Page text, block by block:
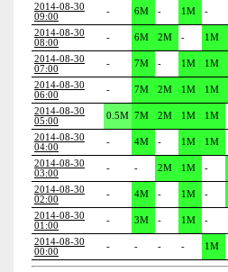
2014-08-30
09:00
- 6M - 1M -
2014-08-30
08:00
- 6M 2M - 1M
2014-08-30
07:00
- 7M - 1M 1M
2014-08-30
06:00
- 7M 2M 1M 1M
2014-08-30
05:00
0.5M 7M 2M 1M 1M
2014-08-30
04:00
- 4M - 1M 1M
2014-08-30
03:00
- - 2M 1M -
2014-08-30
02:00
- 4M - 1M -
2014-08-30
01:00
- 3M - 1M -
2014-08-30
00:00
- - - - 1M